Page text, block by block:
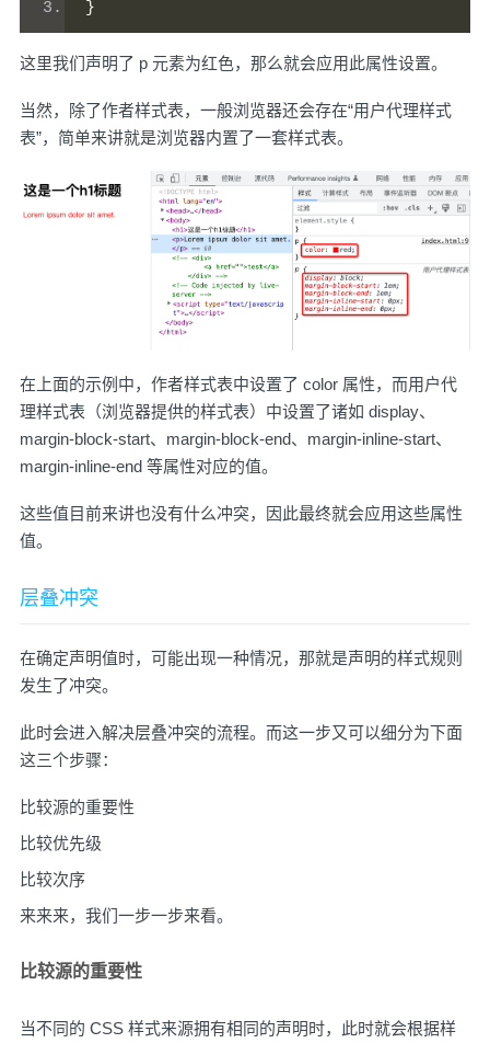
}
这里我们声明了 p 元素为红色，那么就会应用此属性设置。
当然，除了作者样式表，一般浏览器还会存在“用户代理样式
表”，简单来讲就是浏览器内置了一套样式表。
在上面的示例中，作者样式表中设置了 color 属性，而用户代
理样式表（浏览器提供的样式表）中设置了诸如 display、
margin-block-start、margin-block-end、margin-inline-start、
margin-inline-end 等属性对应的值。
这些值目前来讲也没有什么冲突，因此最终就会应用这些属性
值。
层叠冲突
在确定声明值时，可能出现一种情况，那就是声明的样式规则
发生了冲突。
此时会进入解决层叠冲突的流程。而这一步又可以细分为下面
这三个步骤：
比较源的重要性
比较优先级
比较次序
来来来，我们一步一步来看。
比较源的重要性
当不同的 CSS 样式来源拥有相同的声明时，此时就会根据样